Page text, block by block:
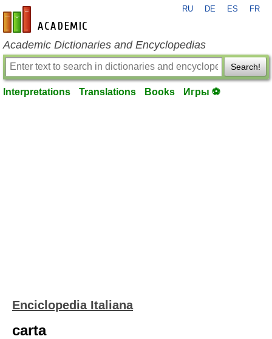
en-academic.com
RU DE ES FR
Academic Dictionaries and Encyclopedias
Search!
Interpretations Translations Books Игры ⚽
Enciclopedia Italiana
carta